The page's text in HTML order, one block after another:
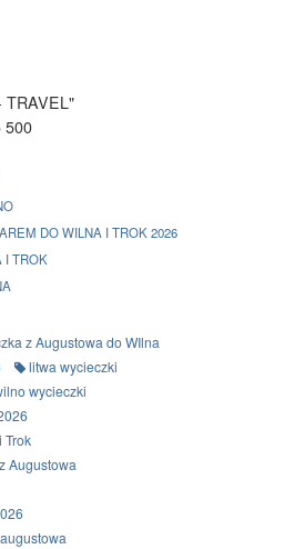
TRAVEL"
500
DO WILNA I TROK 2026
I TROK
z Augustowa do WIlna
litwa wycieczki
wycieczki
Trok
Augustowa